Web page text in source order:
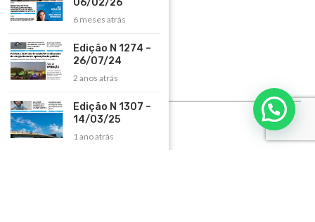
Assinar
Política de Privacidade
Rádio Maristela - Ao Vivo
ASSINE
ASSINE
06/02/26
6 meses atrás
Edição N 1274 –
26/07/24
2 anos atrás
Edição N 1307 –
14/03/25
1 ano atrás